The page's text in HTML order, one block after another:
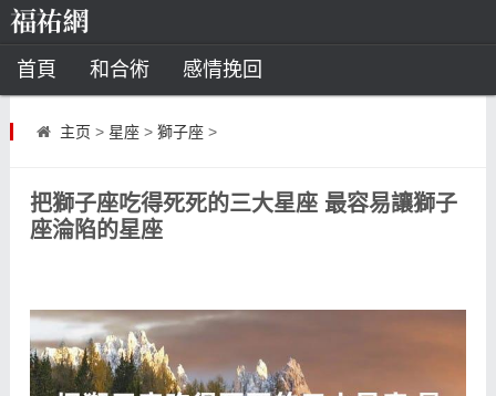
首頁 和合術 感情挽回
道教法事
風水 招財方法
白羊座 水瓶座 射手座
算命
主页 > 星座> 獅子座>
把獅子座吃得死死的三大星座 最容易讓獅子
座淪陷的星座